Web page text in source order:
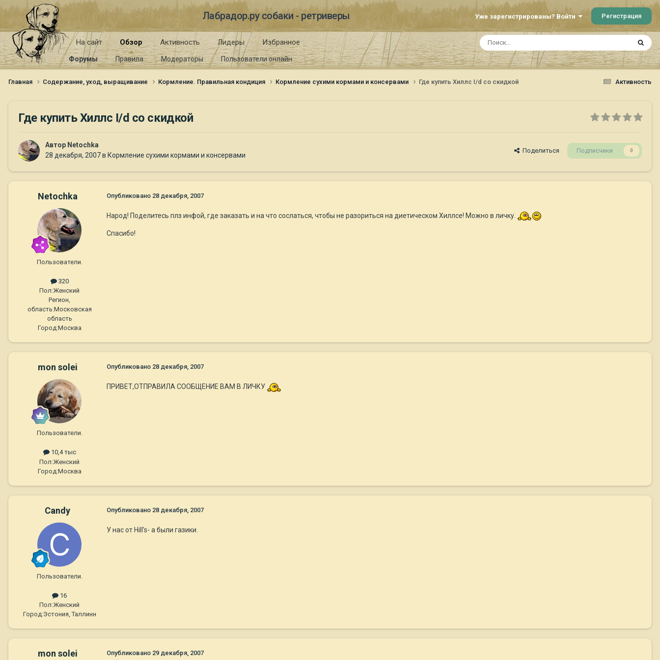
Лабрадор.ру собаки - ретриверы Уже зарегистрированы? Войти Регистрация
На сайт Обзор
Форумы Правила Модераторы Пользователи онлайн
Активность Лидеры Избранное
Активность
Главная Содержание, уход, выращивание Кормление. Правильная кондиция Кормление сухими кормами и консервами Где купить Хиллс I/d со скидкой
Где купить Хиллс I/d со скидкой
Автор Netochka
28 декабря, 2007в Кормление сухими кормами и консервами
Поделиться Подписчики 0
Netochka
Пользователи.
320
Пол:Женский
Регион,
область:Московская
область
Город:Москва
Опубликовано 28 декабря, 2007
Народ! Поделитесь плз инфой, где заказать и на что сослаться, чтобы не разориться на диетическом Хиллсе! Можно в личку.
Спасибо!
mon solei
Пользователи.
10,4 тыс
Пол:Женский
Город:Москва
Опубликовано 28 декабря, 2007
ПРИВЕТ,ОТПРАВИЛА СООБЩЕНИЕ ВАМ В ЛИЧКУ
Candy
Пользователи.
16
Пол:Женский
Город:Эстония, Таллинн
Опубликовано 28 декабря, 2007
У нас от Hill's- a были газики.
mon solei Опубликовано 29 декабря, 2007